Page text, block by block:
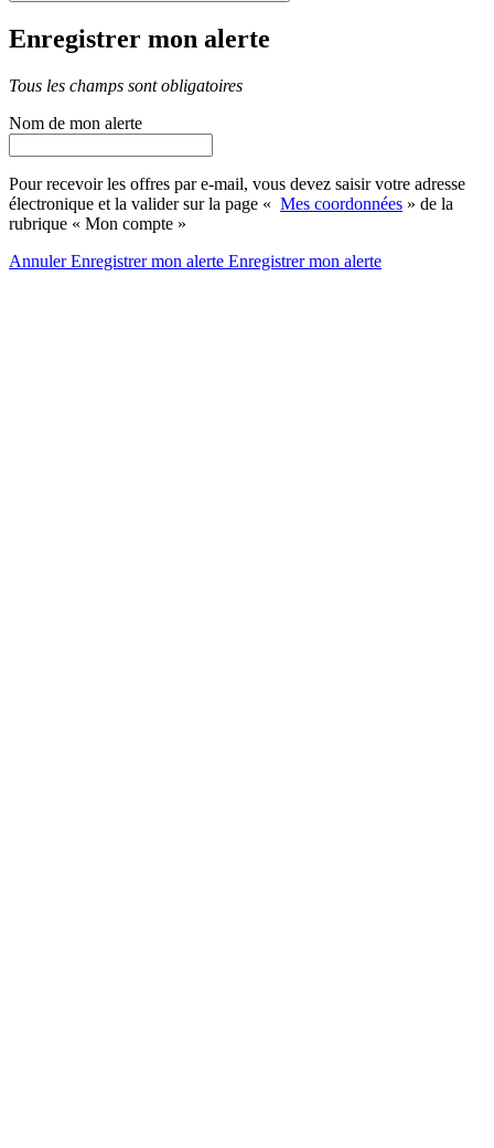
Enregistrer mon alerte
Tous les champs sont obligatoires
Nom de mon alerte
Pour recevoir les offres par e-mail, vous devez saisir votre adresse
électronique et la valider sur la page « Mes coordonnées » de la
rubrique « Mon compte »
AnnulerEnregistrer mon alerte Enregistrermon alerte